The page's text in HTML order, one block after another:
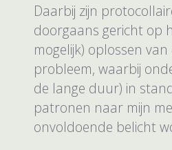
Daarbij zijn
doorgaans gericht op
mogelijk) oplossen
probleem, waarbij
de lange duur) in
patronen naar mijn
onvoldoende belicht